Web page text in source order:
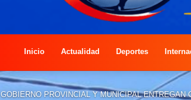
Inicio Actualidad Deportes
GOBIERNO PROVINCIAL Y MUNICIPAL ENTREGAN